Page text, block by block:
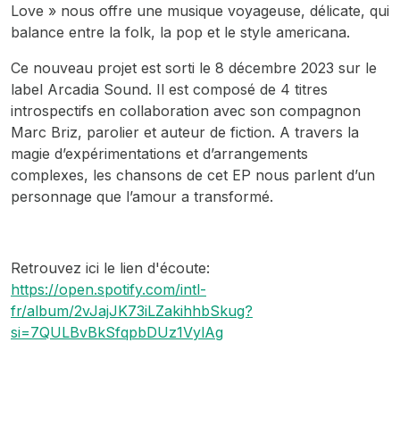
Love » nous offre une musique voyageuse, délicate, qui
balance entre la folk, la pop et le style americana.
Ce nouveau projet est sorti le 8 décembre 2023 sur le
label Arcadia Sound. Il est composé de 4 titres
introspectifs en collaboration avec son compagnon
Marc Briz, parolier et auteur de fiction. A travers la
magie d’expérimentations et d’arrangements
complexes, les chansons de cet EP nous parlent d’un
personnage que l’amour a transformé.
Retrouvez ici le lien d'écoute:
https://open.spotify.com/intl-
fr/album/2vJajJK73iLZakihhbSkug?
si=7QULBvBkSfqpbDUz1VylAg